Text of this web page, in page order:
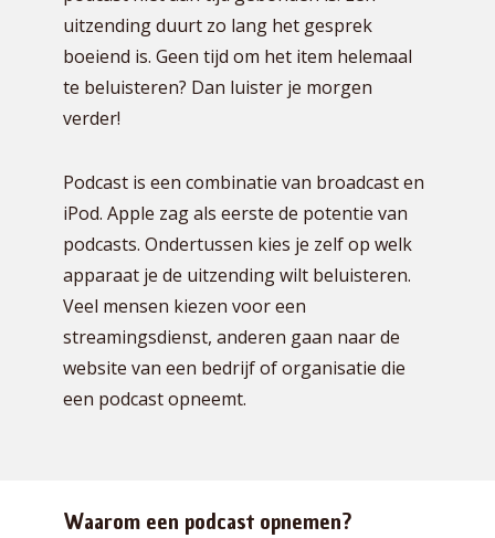
uitzending duurt zo lang het gesprek
boeiend is. Geen tijd om het item helemaal
te beluisteren? Dan luister je morgen
verder!
Podcast is een combinatie van broadcast en
iPod. Apple zag als eerste de potentie van
podcasts. Ondertussen kies je zelf op welk
apparaat je de uitzending wilt beluisteren.
Veel mensen kiezen voor een
streamingsdienst, anderen gaan naar de
website van een bedrijf of organisatie die
een podcast opneemt.
Waarom een podcast opnemen?